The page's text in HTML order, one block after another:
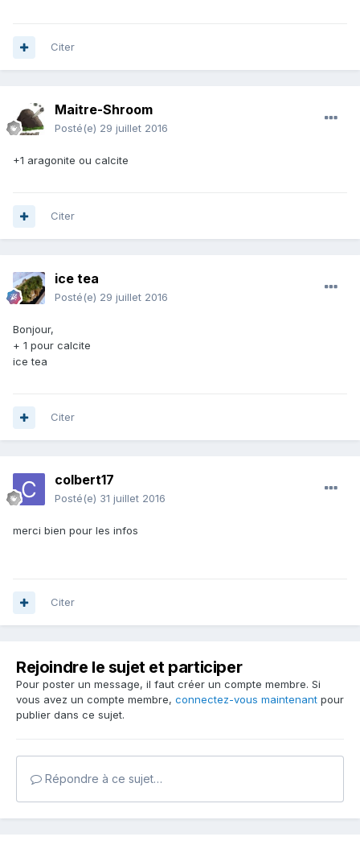
Citer
Maitre-Shroom
Posté(e) 29 juillet 2016
+1 aragonite ou calcite
Citer
ice tea
Posté(e) 29 juillet 2016
Bonjour,
+ 1 pour calcite
ice tea
Citer
colbert17
Posté(e) 31 juillet 2016
merci bien pour les infos
Citer
Rejoindre le sujet et participer
Pour poster un message, il faut créer un compte membre. Si
vous avez un compte membre, connectez-vous maintenant pour
publier dans ce sujet.
Répondre à ce sujet…